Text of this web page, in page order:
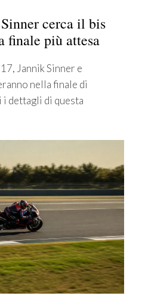
cerca il bis
finale più attesa
Jannik Sinner e
nella finale di
dettagli di questa